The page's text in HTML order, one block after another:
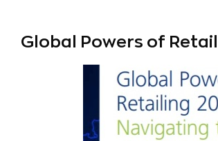
Global Powers of